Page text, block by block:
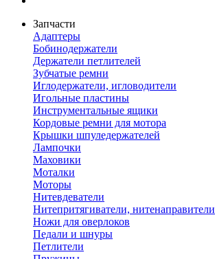
Запчасти
Адаптеры
Бобинодержатели
Держатели петлителей
Зубчатые ремни
Иглодержатели, игловодители
Игольные пластины
Инструментальные ящики
Кордовые ремни для мотора
Крышки шпуледержателей
Лампочки
Маховики
Моталки
Моторы
Нитевдеватели
Нитепритягиватели, нитенаправители
Ножи для оверлоков
Педали и шнуры
Петлители